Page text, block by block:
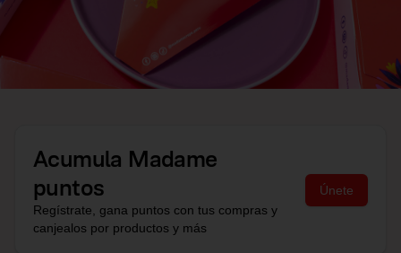
Acumula Madame
puntos
Regístrate, gana puntos con tus compras y
canjealos por productos y más
Únete